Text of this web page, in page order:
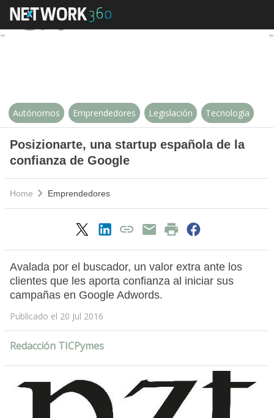
Posizionarte, una startup
Autónomos Emprendedores Legislación Tecnología
Posizionarte, una startup española de la
confianza de Google
Home Emprendedores
Avalada por el buscador, un valor extra ante los
clientes que les aporta confianza al iniciar sus
campañas en Google Adwords.
Publicado el 20 Jul 2016
Redacción TICPymes